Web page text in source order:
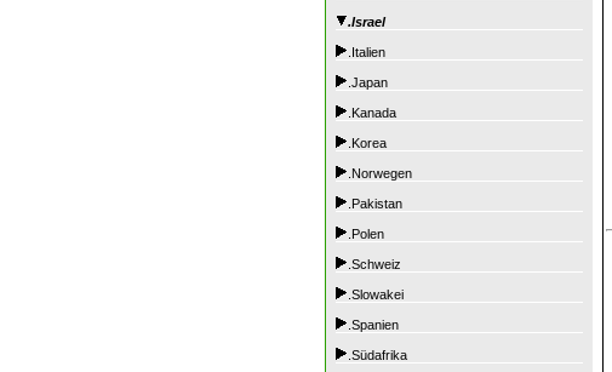
.Israel
.Italien
.Japan
.Kanada
.Korea
.Norwegen
.Pakistan
.Polen
.Schweiz
.Slowakei
.Spanien
.Südafrika